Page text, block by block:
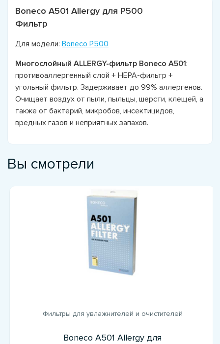
Boneco A501 Allergy для P500
Фильтр
Для модели: Boneco P500
Многослойный ALLERGY-фильтр Boneco A501:
противоаллергенный слой + НЕРА-фильтр +
угольный фильтр. Задерживает до 99% аллергенов.
Очищает воздух от пыли, пыльцы, шерсти, клещей, а
также от бактерий, микробов, инсектицидов,
вредных газов и неприятных запахов.
Вы смотрели
Фильтры для увлажнителей и очистителей
Boneco A501 Allergy для